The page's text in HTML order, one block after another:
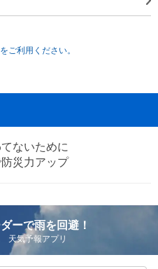
ご利用ください。
ないために
災力アップ
ーで雨を回避！
天気予報アプリ